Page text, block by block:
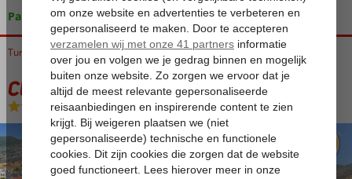
Pakketgarantie
Home
Turkije Turkse Riviera Alanya Alanya-Centrum Club Sidar
Club Sidar
Logies-Appartement